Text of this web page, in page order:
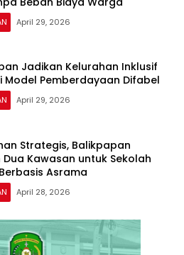
April 29, 2026
Jadikan Kelurahan Inklusif
Model Pemberdayaan Difabel
April 29, 2026
Strategis, Balikpapan
Dua Kawasan untuk Sekolah
Asrama
April 28, 2026